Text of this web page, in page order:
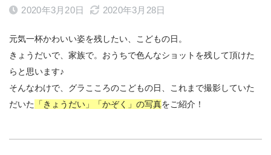
2020年3月20日 2020年3月28日
元気一杯かわいい姿を残したい、こどもの日。
きょうだいで、家族で。おうちで色んなショットを残して頂けた
らと思います♪
そんなわけで、グラこころのこどもの日、これまで撮影していた
だいた
「きょうだい」「かぞく」の写真をご紹介！